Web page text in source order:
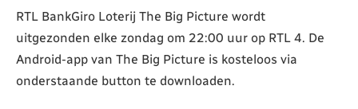
RTL BankGiro Loterij The Big Picture wordt
uitgezonden elke zondag om 22:00 uur op RTL 4. De
Android-app van The Big Picture is kosteloos via
onderstaande button te downloaden.